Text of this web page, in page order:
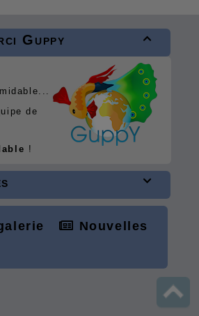

Guppy
de
!

Nouvelles